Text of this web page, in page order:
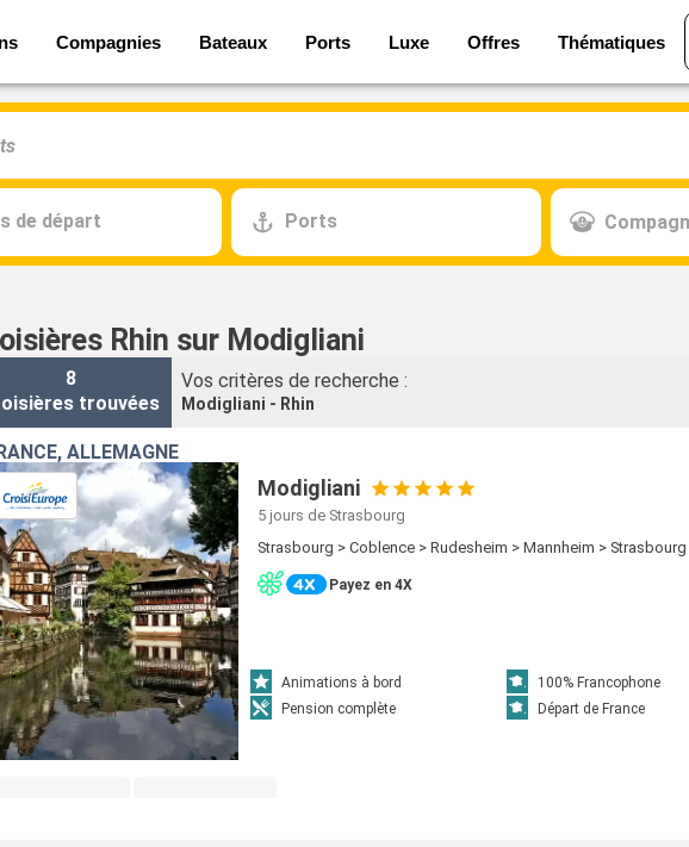
Compagnies Bateaux Ports Luxe Offres Thématiques
de départ Ports
Rhin sur Modigliani
8
trouvées
Vos critères de recherche :
Modigliani - Rhin
ALLEMAGNE
Modigliani
5 jours de Strasbourg
Strasbourg > Coblence > Rudesheim > Mannheim > Strasbourg
Payez en 4X
Animations à bord
100% Francophone
Pension complète
Départ de France